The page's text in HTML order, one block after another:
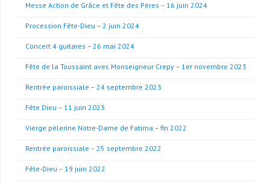
Messe Action de Grâce et Fête des Pères – 16 juin 2024
Procession Fête-Dieu – 2 juin 2024
Concert 4 guitares – 26 mai 2024
Fête de la Toussaint avec Monseigneur Crepy – 1er novembre 2023
Rentrée paroissiale – 24 septembre 2023
Fête Dieu – 11 juin 2023
Vierge pèlerine Notre-Dame de Fatima – fin 2022
Rentrée paroissiale – 25 septembre 2022
Fête-Dieu – 19 juin 2022